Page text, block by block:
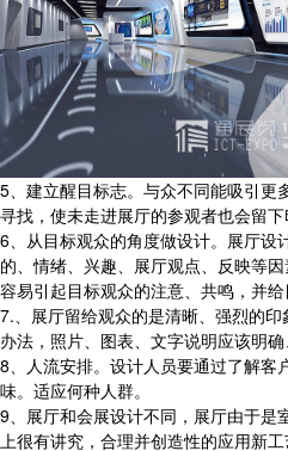
5、建立醒目标志。与众不同能吸引更
寻找，使未走进展厅的参观者也会留下
6、从目标观众的角度做设计。展厅设
的、情绪、兴趣、展厅观点、反映等
容易引起目标观众的注意、共鸣，并
7.、展厅留给观众的是清晰、强烈的
办法，照片、图表、文字说明应该明
8、人流安排。设计人员要通过了解客
味。适应何种人群。
9、展厅和会展设计不同，展厅由于是
上很有讲究，合理并创造性的应用新